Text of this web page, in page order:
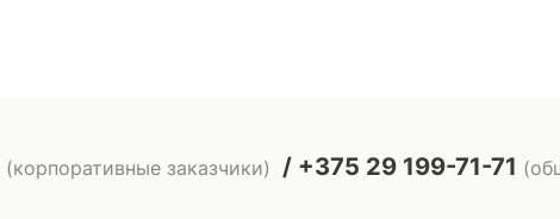
(корпоративные заказчики) +375 29 199-71-71